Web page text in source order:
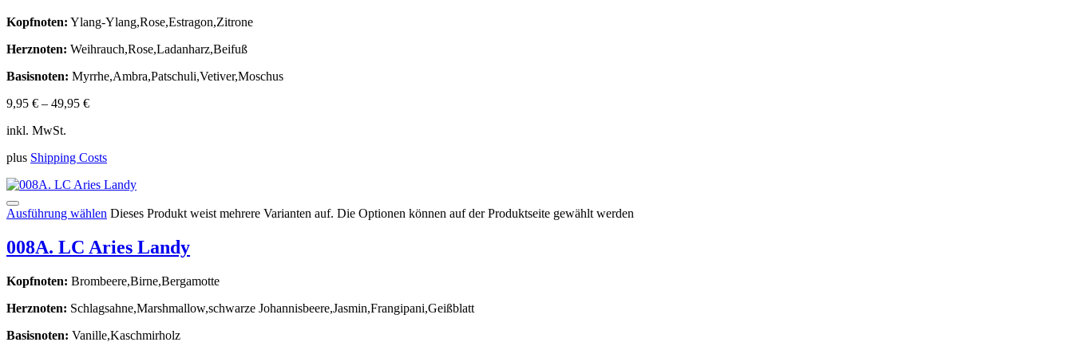
Kopfnoten: Ylang-Ylang,Rose,Estragon,Zitrone
Herznoten: Weihrauch,Rose,Ladanharz,Beifuß
Basisnoten: Myrrhe,Ambra,Patschuli,Vetiver,Moschus
9,95 € – 49,95 €
inkl. MwSt.
plus Shipping Costs
Ausführung wählen Dieses Produkt weist mehrere Varianten auf. Die Optionen können auf der Produktseite gewählt werden
008A. LC Aries Landy
Kopfnoten: Brombeere,Birne,Bergamotte
Herznoten: Schlagsahne,Marshmallow,schwarze Johannisbeere,Jasmin,Frangipani,Geißblatt
Basisnoten: Vanille,Kaschmirholz